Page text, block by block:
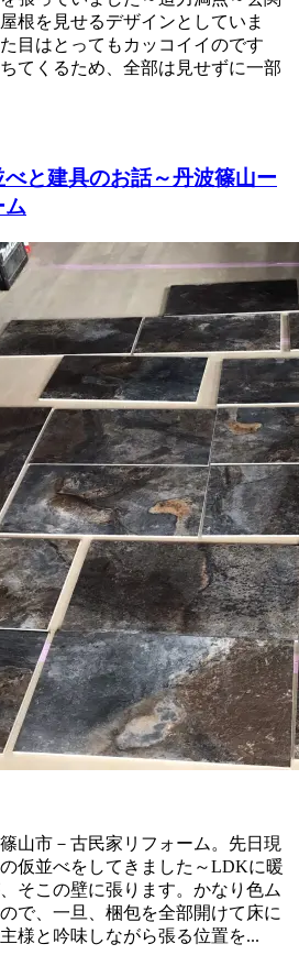
根を見せるデザインとしていま
目はとってもカッコイイのです
てくるため、全部は見せずに一部
べと建具のお話～丹波篠山ー
ム
山市－古民家リフォーム。先日現
仮並べをしてきました～LDKに暖
そこの壁に張ります。かなり色ム
で、一旦、梱包を全部開けて床に
様と吟味しながら張る位置を...